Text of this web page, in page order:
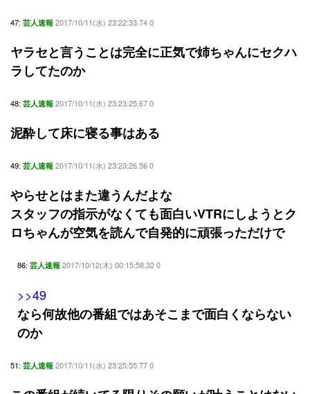
47: 芸人速報 2017/10/11(水) 23:22:33.74 0
ヤラセと言うことは完全に正気で姉ちゃんにセクハ
ラしてたのか
48: 芸人速報 2017/10/11(水) 23:23:25.67 0
泥酔して床に寝る事はある
49: 芸人速報 2017/10/11(水) 23:23:26.56 0
やらせとはまた違うんだよな
スタッフの指示がなくても面白いVTRにしようとク
ロちゃんが空気を読んで自発的に頑張っただけで
86: 芸人速報 2017/10/12(木) 00:15:58.32 0
>>49
なら何故他の番組ではあそこまで面白くならない
のか
51: 芸人速報 2017/10/11(水) 23:25:55.77 0